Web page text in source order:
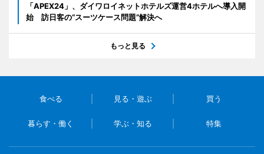
「APEX24」、ダイワロイネットホテルズ運営4ホテルへ導入開
始 訪日客の“スーツケース問題”解決へ
もっと見る
食べる 見る・遊ぶ 買う
暮らす・働く 学ぶ・知る 特集